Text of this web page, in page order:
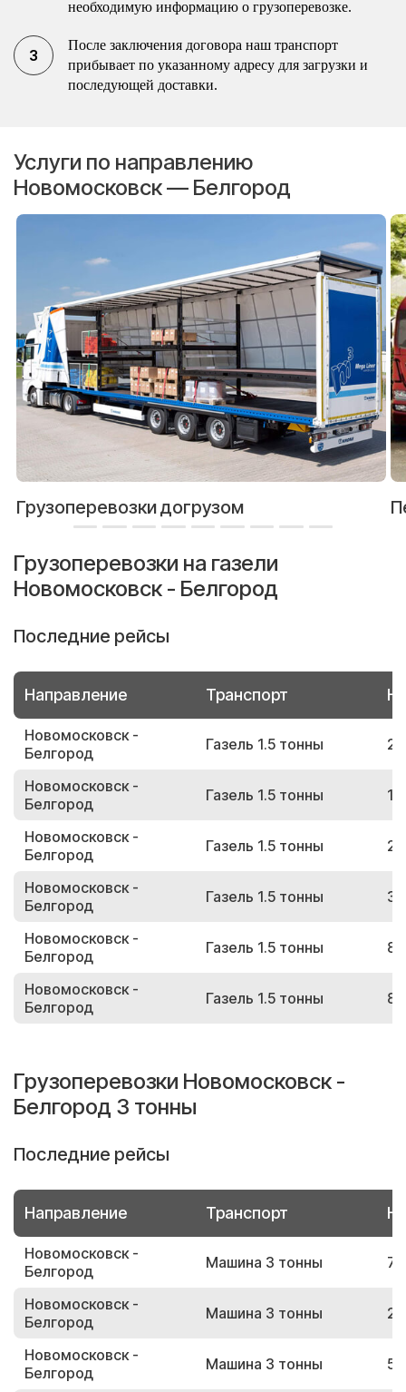
необходимую информацию о грузоперевозке.
После заключения договора наш транспорт
прибывает по указанному адресу для загрузки и
последующей доставки.
Услуги по направлению
Новомосковск — Белгород
Грузоперевозки догрузом
Грузоперевозки на газели
Новомосковск - Белгород
Последние рейсы
Направление Транспорт
Новомосковск -
Белгород
Газель 1.5 тонны
Новомосковск -
Белгород
Газель 1.5 тонны
Новомосковск -
Белгород
Газель 1.5 тонны
Новомосковск -
Белгород
Газель 1.5 тонны
Новомосковск -
Белгород
Газель 1.5 тонны
Новомосковск -
Белгород
Газель 1.5 тонны
Грузоперевозки Новомосковск -
Белгород 3 тонны
Последние рейсы
Направление Транспорт
Новомосковск -
Белгород
Машина 3 тонны
Новомосковск -
Белгород
Машина 3 тонны
Новомосковск -
Белгород
Машина 3 тонны